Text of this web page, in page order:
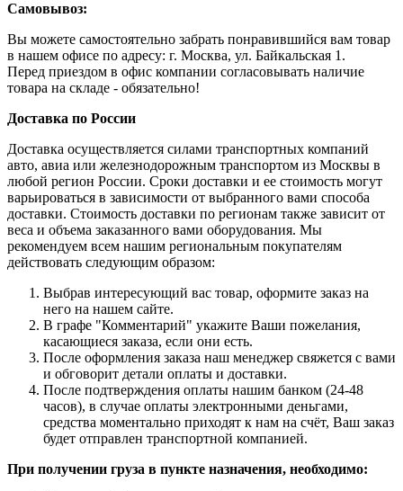
Самовывоз:
Вы можете самостоятельно забрать понравившийся вам товар
в нашем офисе по адресу: г. Москва, ул. Байкальская 1.
Перед приездом в офис компании согласовывать наличие
товара на складе - обязательно!
Доставка по России
Доставка осуществляется силами транспортных компаний
авто, авиа или железнодорожным транспортом из Москвы в
любой регион России. Сроки доставки и ее стоимость могут
варьироваться в зависимости от выбранного вами способа
доставки. Стоимость доставки по регионам также зависит от
веса и объема заказанного вами оборудования. Мы
рекомендуем всем нашим региональным покупателям
действовать следующим образом:
Выбрав интересующий вас товар, оформите заказ на
него на нашем сайте.
В графе "Комментарий" укажите Ваши пожелания,
касающиеся заказа, если они есть.
После оформления заказа наш менеджер свяжется с вами
и обговорит детали оплаты и доставки.
После подтверждения оплаты нашим банком (24-48
часов), в случае оплаты электронными деньгами,
средства моментально приходят к нам на счёт, Ваш заказ
будет отправлен транспортной компанией.
При получении груза в пункте назначения, необходимо: